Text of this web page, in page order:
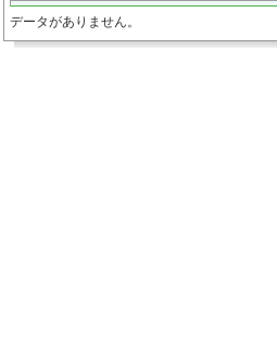
データがありません。